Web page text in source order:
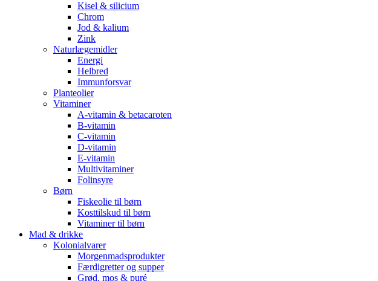
Kisel & silicium
Chrom
Jod & kalium
Zink
Naturlægemidler
Energi
Helbred
Immunforsvar
Planteolier
Vitaminer
A-vitamin & betacaroten
B-vitamin
C-vitamin
D-vitamin
E-vitamin
Multivitaminer
Folinsyre
Børn
Fiskeolie til børn
Kosttilskud til børn
Vitaminer til børn
Mad & drikke
Kolonialvarer
Morgenmadsprodukter
Færdigretter og supper
Grød, mos & puré